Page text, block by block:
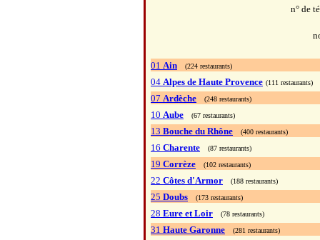
n° de
01 Ain (224 restaurants)
04 Alpes de Haute Provence (111 restaurants)
07 Ardèche (248 restaurants)
10 Aube (67 restaurants)
13 Bouche du Rhône (400 restaurants)
16 Charente (87 restaurants)
19 Corrèze (102 restaurants)
22 Côtes d'Armor (188 restaurants)
25 Doubs (173 restaurants)
28 Eure et Loir (78 restaurants)
31 Haute Garonne (281 restaurants)